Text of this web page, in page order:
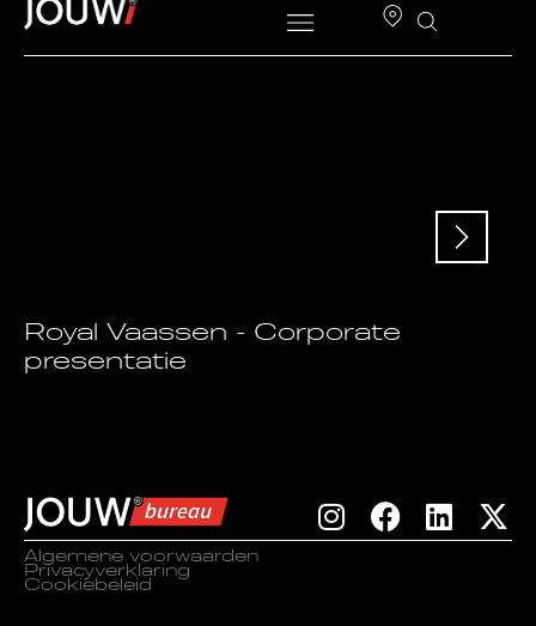
Royal Vaassen - Corporate
presentatie
Algemene voorwaarden
Privacyverklaring
Cookiebeleid